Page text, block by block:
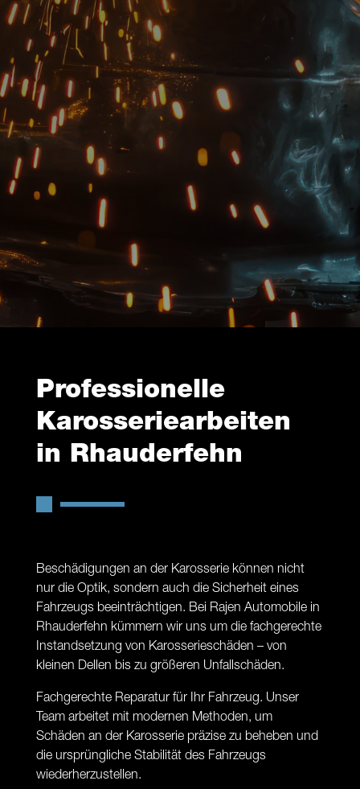
Professionelle
Karosseriearbeiten
in Rhauderfehn
Beschädigungen an der Karosserie können nicht
nur die Optik, sondern auch die Sicherheit eines
Fahrzeugs beeinträchtigen. Bei Rajen Automobile in
Rhauderfehn kümmern wir uns um die fachgerechte
Instandsetzung von Karosserieschäden – von
kleinen Dellen bis zu größeren Unfallschäden.
Fachgerechte Reparatur für Ihr Fahrzeug. Unser
Team arbeitet mit modernen Methoden, um
Schäden an der Karosserie präzise zu beheben und
die ursprüngliche Stabilität des Fahrzeugs
wiederherzustellen.